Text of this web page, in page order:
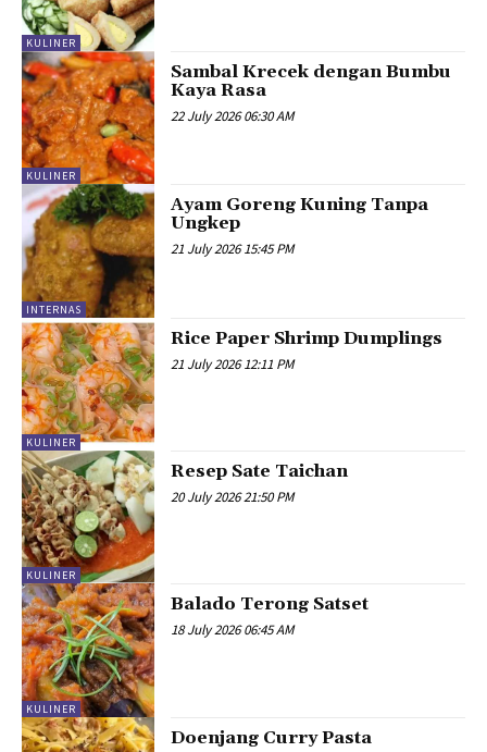
KULINER
KULINER
Sambal Krecek dengan Bumbu
Kaya Rasa
22 July 2026 06:30 AM
INTERNAS
Ayam Goreng Kuning Tanpa
Ungkep
21 July 2026 15:45 PM
KULINER
Rice Paper Shrimp Dumplings
21 July 2026 12:11 PM
KULINER
Resep Sate Taichan
20 July 2026 21:50 PM
KULINER
Balado Terong Satset
18 July 2026 06:45 AM
Doenjang Curry Pasta